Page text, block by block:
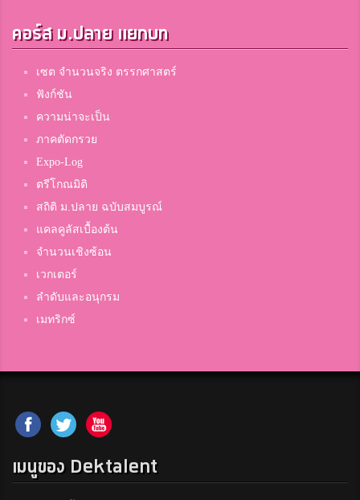
คอร์ส ม.ปลาย แยกบท
เซต จำนวนจริง ตรรกศาสตร์
ฟังก์ชัน
ความน่าจะเป็น
ภาคตัดกรวย
Expo-Log
ตรีโกณมิติ
สถิติ ม.ปลาย ฉบับสมบูรณ์
แคลคูลัสเบื้องต้น
จำนวนเชิงซ้อน
เวกเตอร์
ลำดับและอนุกรม
เมทริกซ์
เมนูของ Dektalent